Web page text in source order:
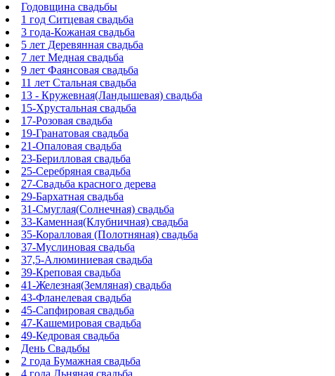
Годовщина свадьбы
1 год Ситцевая свадьба
3 года-Кожаная свадьба
5 лет Деревянная свадьба
7 лет Медная свадьба
9 лет Фаянсовая свадьба
11 лет Стальная свадьба
13 - Кружевная(Ландышевая) свадьба
15-Хрустальная свадьба
17-Розовая свадьба
19-Гранатовая свадьба
21-Опаловая свадьба
23-Берилловая свадьба
25-Серебряная свадьба
27-Свадьба красного дерева
29-Бархатная свадьба
31-Смуглая(Солнечная) свадьба
33-Каменная(Клубничная) свадьба
35-Коралловая (Полотняная) свадьба
37-Муслиновая свадьба
37,5-Алюминиевая свадьба
39-Креповая свадьба
41-Железная(Земляная) свадьба
43-Фланелевая свадьба
45-Сапфировая свадьба
47-Кашемировая свадьба
49-Кедровая свадьба
День Свадьбы
2 года Бумажная свадьба
4 года Льняная свадьба